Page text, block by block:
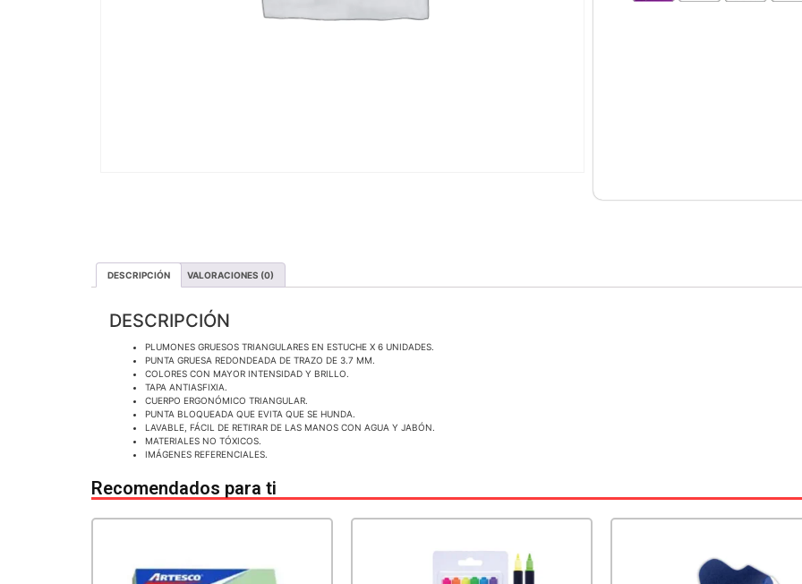
DESCRIPCIÓN VALORACIONES (0)
DESCRIPCIÓN
PLUMONES GRUESOS TRIANGULARES EN ESTUCHE X 6 UNIDADES.
PUNTA GRUESA REDONDEADA DE TRAZO DE 3.7 MM.
COLORES CON MAYOR INTENSIDAD Y BRILLO.
TAPA ANTIASFIXIA.
CUERPO ERGONÓMICO TRIANGULAR.
PUNTA BLOQUEADA QUE EVITA QUE SE HUNDA.
LAVABLE, FÁCIL DE RETIRAR DE LAS MANOS CON AGUA Y JABÓN.
MATERIALES NO TÓXICOS.
IMÁGENES REFERENCIALES.
Recomendados para ti